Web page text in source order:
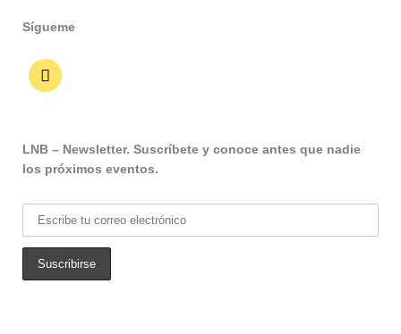
Sígueme
LNB – Newsletter. Suscríbete y conoce antes que nadie
los próximos eventos.